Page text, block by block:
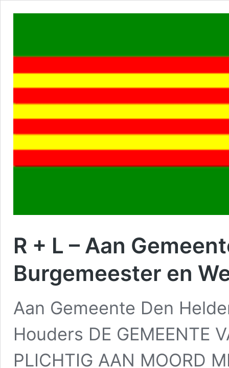
R + L – Aan
Burgemeester en
Aan Gemeente Den
Houders DE GEMEENTE
PLICHTIG AAN MOORD